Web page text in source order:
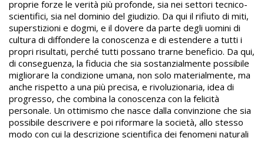
proprie forze le verità più profonde, sia nei settori tecnico-
scientifici, sia nel dominio del giudizio. Da qui il rifiuto di miti,
superstizioni e dogmi, e il dovere da parte degli uomini di
cultura di diffondere la conoscenza e di estendere a tutti i
propri risultati, perché tutti possano trarne beneficio. Da qui,
di conseguenza, la fiducia che sia sostanzialmente possibile
migliorare la condizione umana, non solo materialmente, ma
anche rispetto a una più precisa, e rivoluzionaria, idea di
progresso, che combina la conoscenza con la felicità
personale. Un ottimismo che nasce dalla convinzione che sia
possibile descrivere e poi riformare la società, allo stesso
modo con cui la descrizione scientifica dei fenomeni naturali